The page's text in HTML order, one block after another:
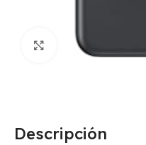
Click para agrandar
Descripción